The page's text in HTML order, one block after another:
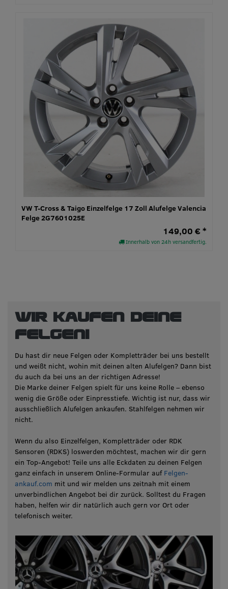
VW T-Cross & Taigo Einzelfelge 17 Zoll Alufelge Valencia
Felge 2G7601025E
Innerhalb von 24h versandfertig.
149,00 € *
Wir kaufen deine
Felgen!
Du hast dir neue Felgen oder Kompletträder bei uns bestellt
und weißt nicht, wohin mit deinen alten Alufelgen? Dann bist
du auch da bei uns an der richtigen Adresse!
Die Marke deiner Felgen spielt für uns keine Rolle – ebenso
wenig die Größe oder Einpresstiefe. Wichtig ist nur, dass wir
ausschließlich Alufelgen ankaufen. Stahlfelgen nehmen wir
nicht.
Wenn du also Einzelfelgen, Kompletträder oder RDK
Sensoren (RDKS) loswerden möchtest, machen wir dir gern
ein Top-Angebot! Teile uns alle Eckdaten zu deinen Felgen
ganz einfach in unserem Online-Formular auf Felgen-
ankauf.com mit und wir melden uns zeitnah mit einem
unverbindlichen Angebot bei dir zurück. Solltest du Fragen
haben, helfen wir dir natürlich auch gern vor Ort oder
telefonisch weiter.